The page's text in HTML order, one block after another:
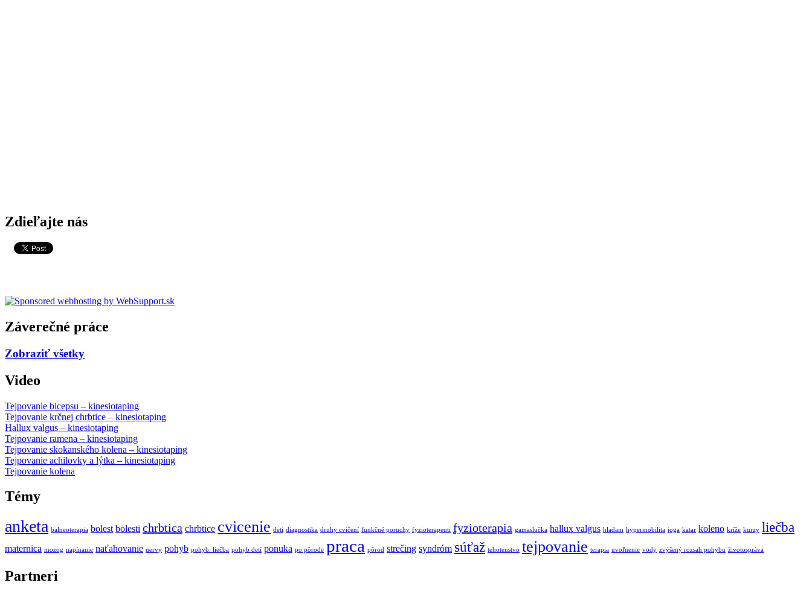
Zdieľajte nás
Záverečné práce
Zobraziť všetky
Video
Tejpovanie bicepsu – kinesiotaping
Tejpovanie krčnej chrbtice – kinesiotaping
Hallux valgus – kinesiotaping
Tejpovanie ramena – kinesiotaping
Tejpovanie skokanského kolena – kinesiotaping
Tejpovanie achilovky a lýtka – kinesiotaping
Tejpovanie kolena
Témy
anketa balneoterapia bolest bolesti chrbtica chrbtice cvicenie deti diagnostika druhy cvičení funkčné poruchy fyzioterapeuti fyzioterapia gamaslučka hallux valgus hladam hypermobilita joga katar koleno kríže kurzy liečba
maternica mozog napínanie naťahovanie nervy pohyb pohyb. liečba pohyb detí ponuka po pôrode praca pôrod strečing syndróm súťaž tehotenstvo tejpovanie terapia uvoľnenie vody zvýšený rozsah pohybu životospráva
Partneri